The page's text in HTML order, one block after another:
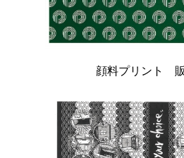
顔料プリント